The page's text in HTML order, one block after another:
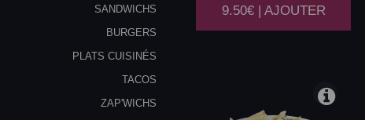
SANDWICHS
BURGERS
PLATS CUISINÉS
TACOS
ZAP'WICHS
9.50€ | AJOUTER